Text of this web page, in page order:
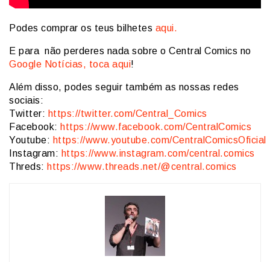
Podes comprar os teus bilhetes aqui.
E para não perderes nada sobre o Central Comics no
Google Notícias, toca aqui!
Além disso, podes seguir também as nossas redes
sociais:
Twitter: https://twitter.com/Central_Comics
Facebook: https://www.facebook.com/CentralComics
Youtube: https://www.youtube.com/CentralComicsOficial
Instagram: https://www.instagram.com/central.comics
Threds: https://www.threads.net/@central.comics